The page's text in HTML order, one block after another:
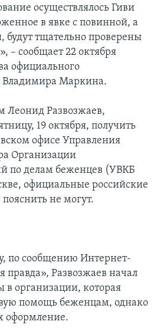
осуществлялось Гиви
в явке с повинной, а
будут тщательно проверены
– сообщает 22 октября
официального
Владимира Маркина.
Леонид Развозжаев,
19 октября, получить
офисе Управления
Организации
по делам беженцев (УВКБ
официальные российские
не могут.
по сообщению Интернет-
правда», Развозжаев начал
в организации, которая
помощь беженцам, однако
оформление.